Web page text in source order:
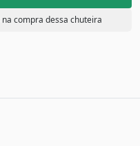
compra dessa chuteira